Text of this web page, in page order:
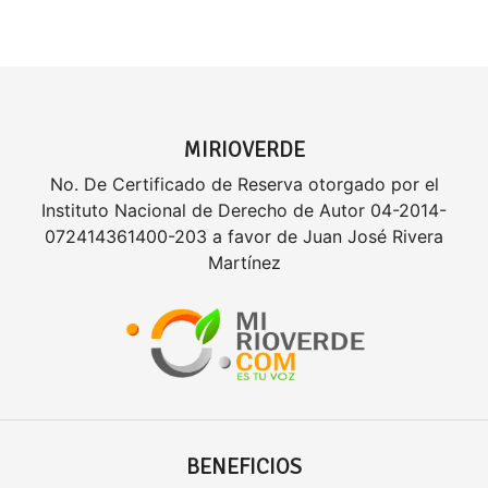
MIRIOVERDE
No. De Certificado de Reserva otorgado por el
Instituto Nacional de Derecho de Autor 04-2014-
072414361400-203 a favor de Juan José Rivera
Martínez
BENEFICIOS